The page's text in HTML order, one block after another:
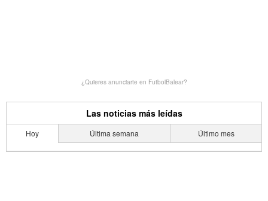
¿Quieres anunciarte en FutbolBalear?
Las noticias más leídas
Hoy Última semana Último mes